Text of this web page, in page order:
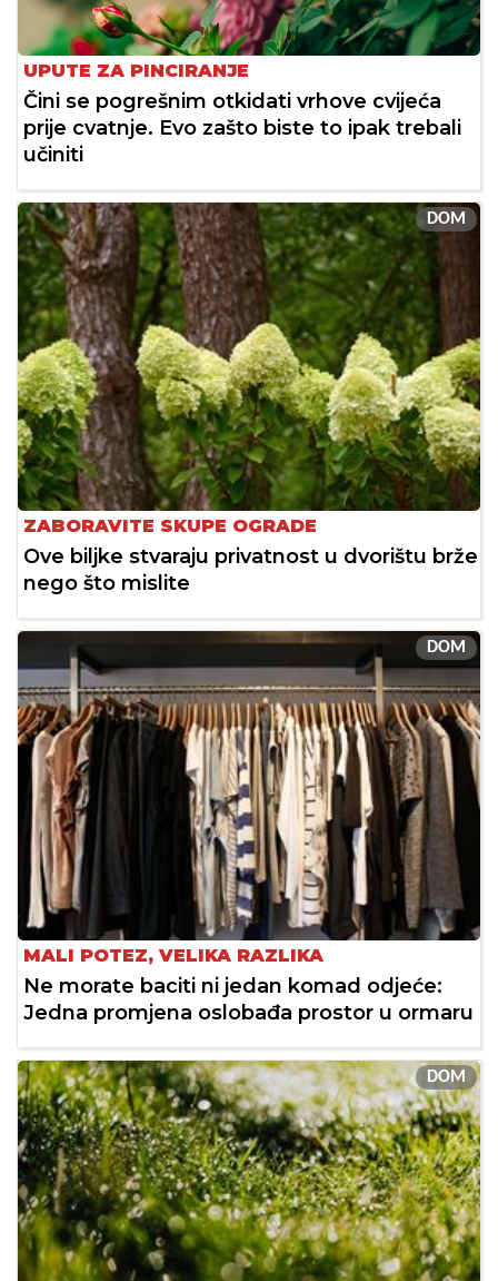
UPUTE ZA PINCIRANJE
Čini se pogrešnim otkidati vrhove cvijeća
prije cvatnje. Evo zašto biste to ipak trebali
učiniti
DOM
ZABORAVITE SKUPE OGRADE
Ove biljke stvaraju privatnost u dvorištu brže
nego što mislite
DOM
MALI POTEZ, VELIKA RAZLIKA
Ne morate baciti ni jedan komad odjeće:
Jedna promjena oslobađa prostor u ormaru
DOM